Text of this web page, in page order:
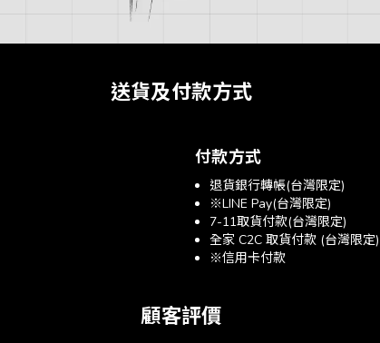
送貨及付款方式
付款方式
退貨銀行轉帳(台灣限定)
※LINE Pay(台灣限定)
7-11取貨付款(台灣限定)
全家 C2C 取貨付款 (台灣限定)
※信用卡付款
顧客評價